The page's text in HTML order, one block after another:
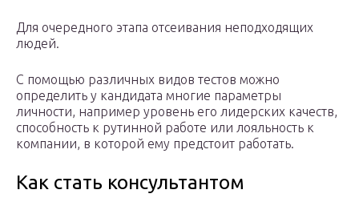
Для очередного этапа отсеивания неподходящих
людей.
С помощью различных видов тестов можно
определить у кандидата многие параметры
личности, например уровень его лидерских качеств,
способность к рутинной работе или лояльность к
компании, в которой ему предстоит работать.
Как стать консультантом